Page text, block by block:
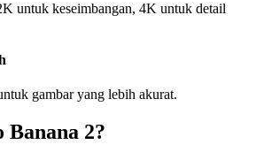
untuk keseimbangan, 4K untuk detail
gambar yang lebih akurat.
Banana 2?